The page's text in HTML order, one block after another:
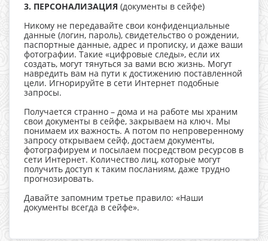
3. ПЕРСОНАЛИЗАЦИЯ (документы в сейфе)
Никому не передавайте свои конфиденциальные
данные (логин, пароль), свидетельство о рождении,
паспортные данные, адрес и прописку, и даже ваши
фотографии. Такие «цифровые следы», если их
создать, могут тянуться за вами всю жизнь. Могут
навредить вам на пути к достижению поставленной
цели. Игнорируйте в сети Интернет подобные
запросы.
Получается странно – дома и на работе мы храним
свои документы в сейфе, закрываем на ключ. Мы
понимаем их важность. А потом по непроверенному
запросу открываем сейф, достаем документы,
фотографируем и посылаем посредством ресурсов в
сети Интернет. Количество лиц, которые могут
получить доступ к таким посланиям, даже трудно
прогнозировать.
Давайте запомним третье правило: «Наши
документы всегда в сейфе».